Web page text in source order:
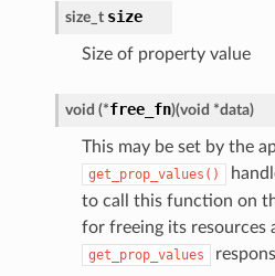
size_t size
Size of property value
void (*free_fn)(void *data)
This may be set by the
get_prop_values()
to call this function on
for freeing its resources
get_prop_values